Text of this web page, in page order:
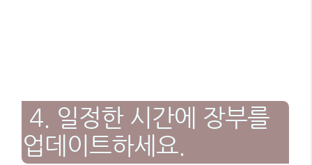
4. 일정한 시간에 장부를
업데이트하세요.